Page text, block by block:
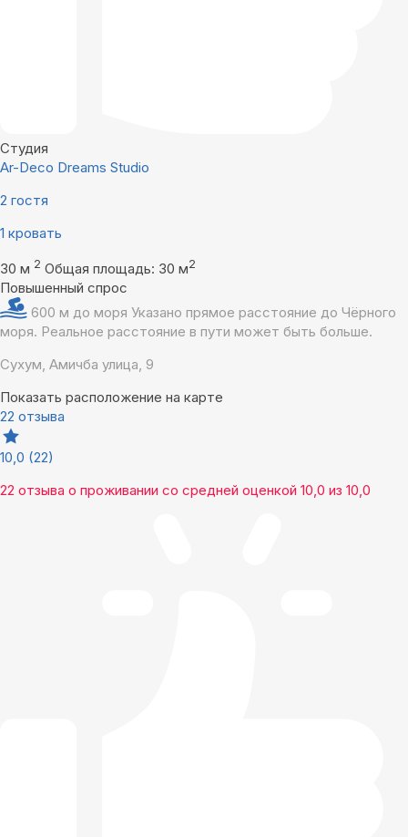
Студия
Ar-Deco Dreams Studio
2 гостя
1 кровать
30 м 2 Общая площадь: 30 м2
Повышенный спрос
600 м до моря Указано прямое расстояние до Чёрного
моря. Реальное расстояние в пути может быть больше.
Сухум, Амичба улица, 9
Показать расположение на карте
22 отзыва
10,0 (22)
22 отзыва о проживании со средней оценкой 10,0 из 10,0